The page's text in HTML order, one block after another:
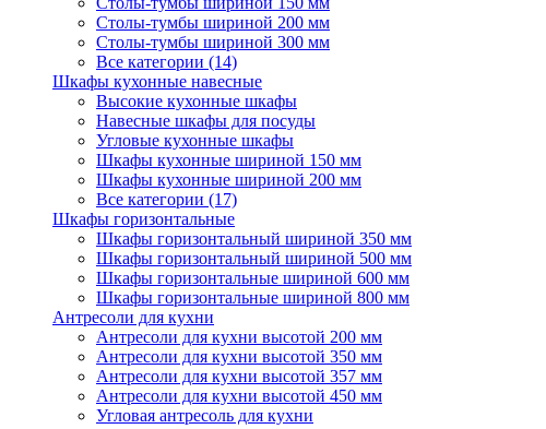
Столы-тумбы шириной 200 мм
Столы-тумбы шириной 300 мм
Все категории (14)
Шкафы кухонные навесные
Высокие кухонные шкафы
Навесные шкафы для посуды
Угловые кухонные шкафы
Шкафы кухонные шириной 150 мм
Шкафы кухонные шириной 200 мм
Все категории (17)
Шкафы горизонтальные
Шкафы горизонтальный шириной 350 мм
Шкафы горизонтальный шириной 500 мм
Шкафы горизонтальные шириной 600 мм
Шкафы горизонтальные шириной 800 мм
Антресоли для кухни
Антресоли для кухни высотой 200 мм
Антресоли для кухни высотой 350 мм
Антресоли для кухни высотой 357 мм
Антресоли для кухни высотой 450 мм
Угловая антресоль для кухни